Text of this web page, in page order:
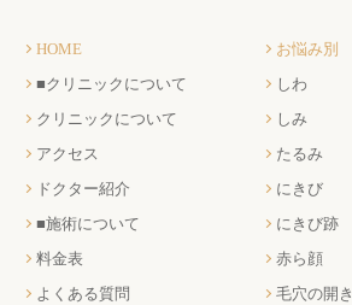
HOME
■クリニックについて
クリニックについて
アクセス
ドクター紹介
■施術について
料金表
よくある質問
お悩み別
しわ
しみ
たるみ
にきび
にきび跡
赤ら顔
毛穴の開き